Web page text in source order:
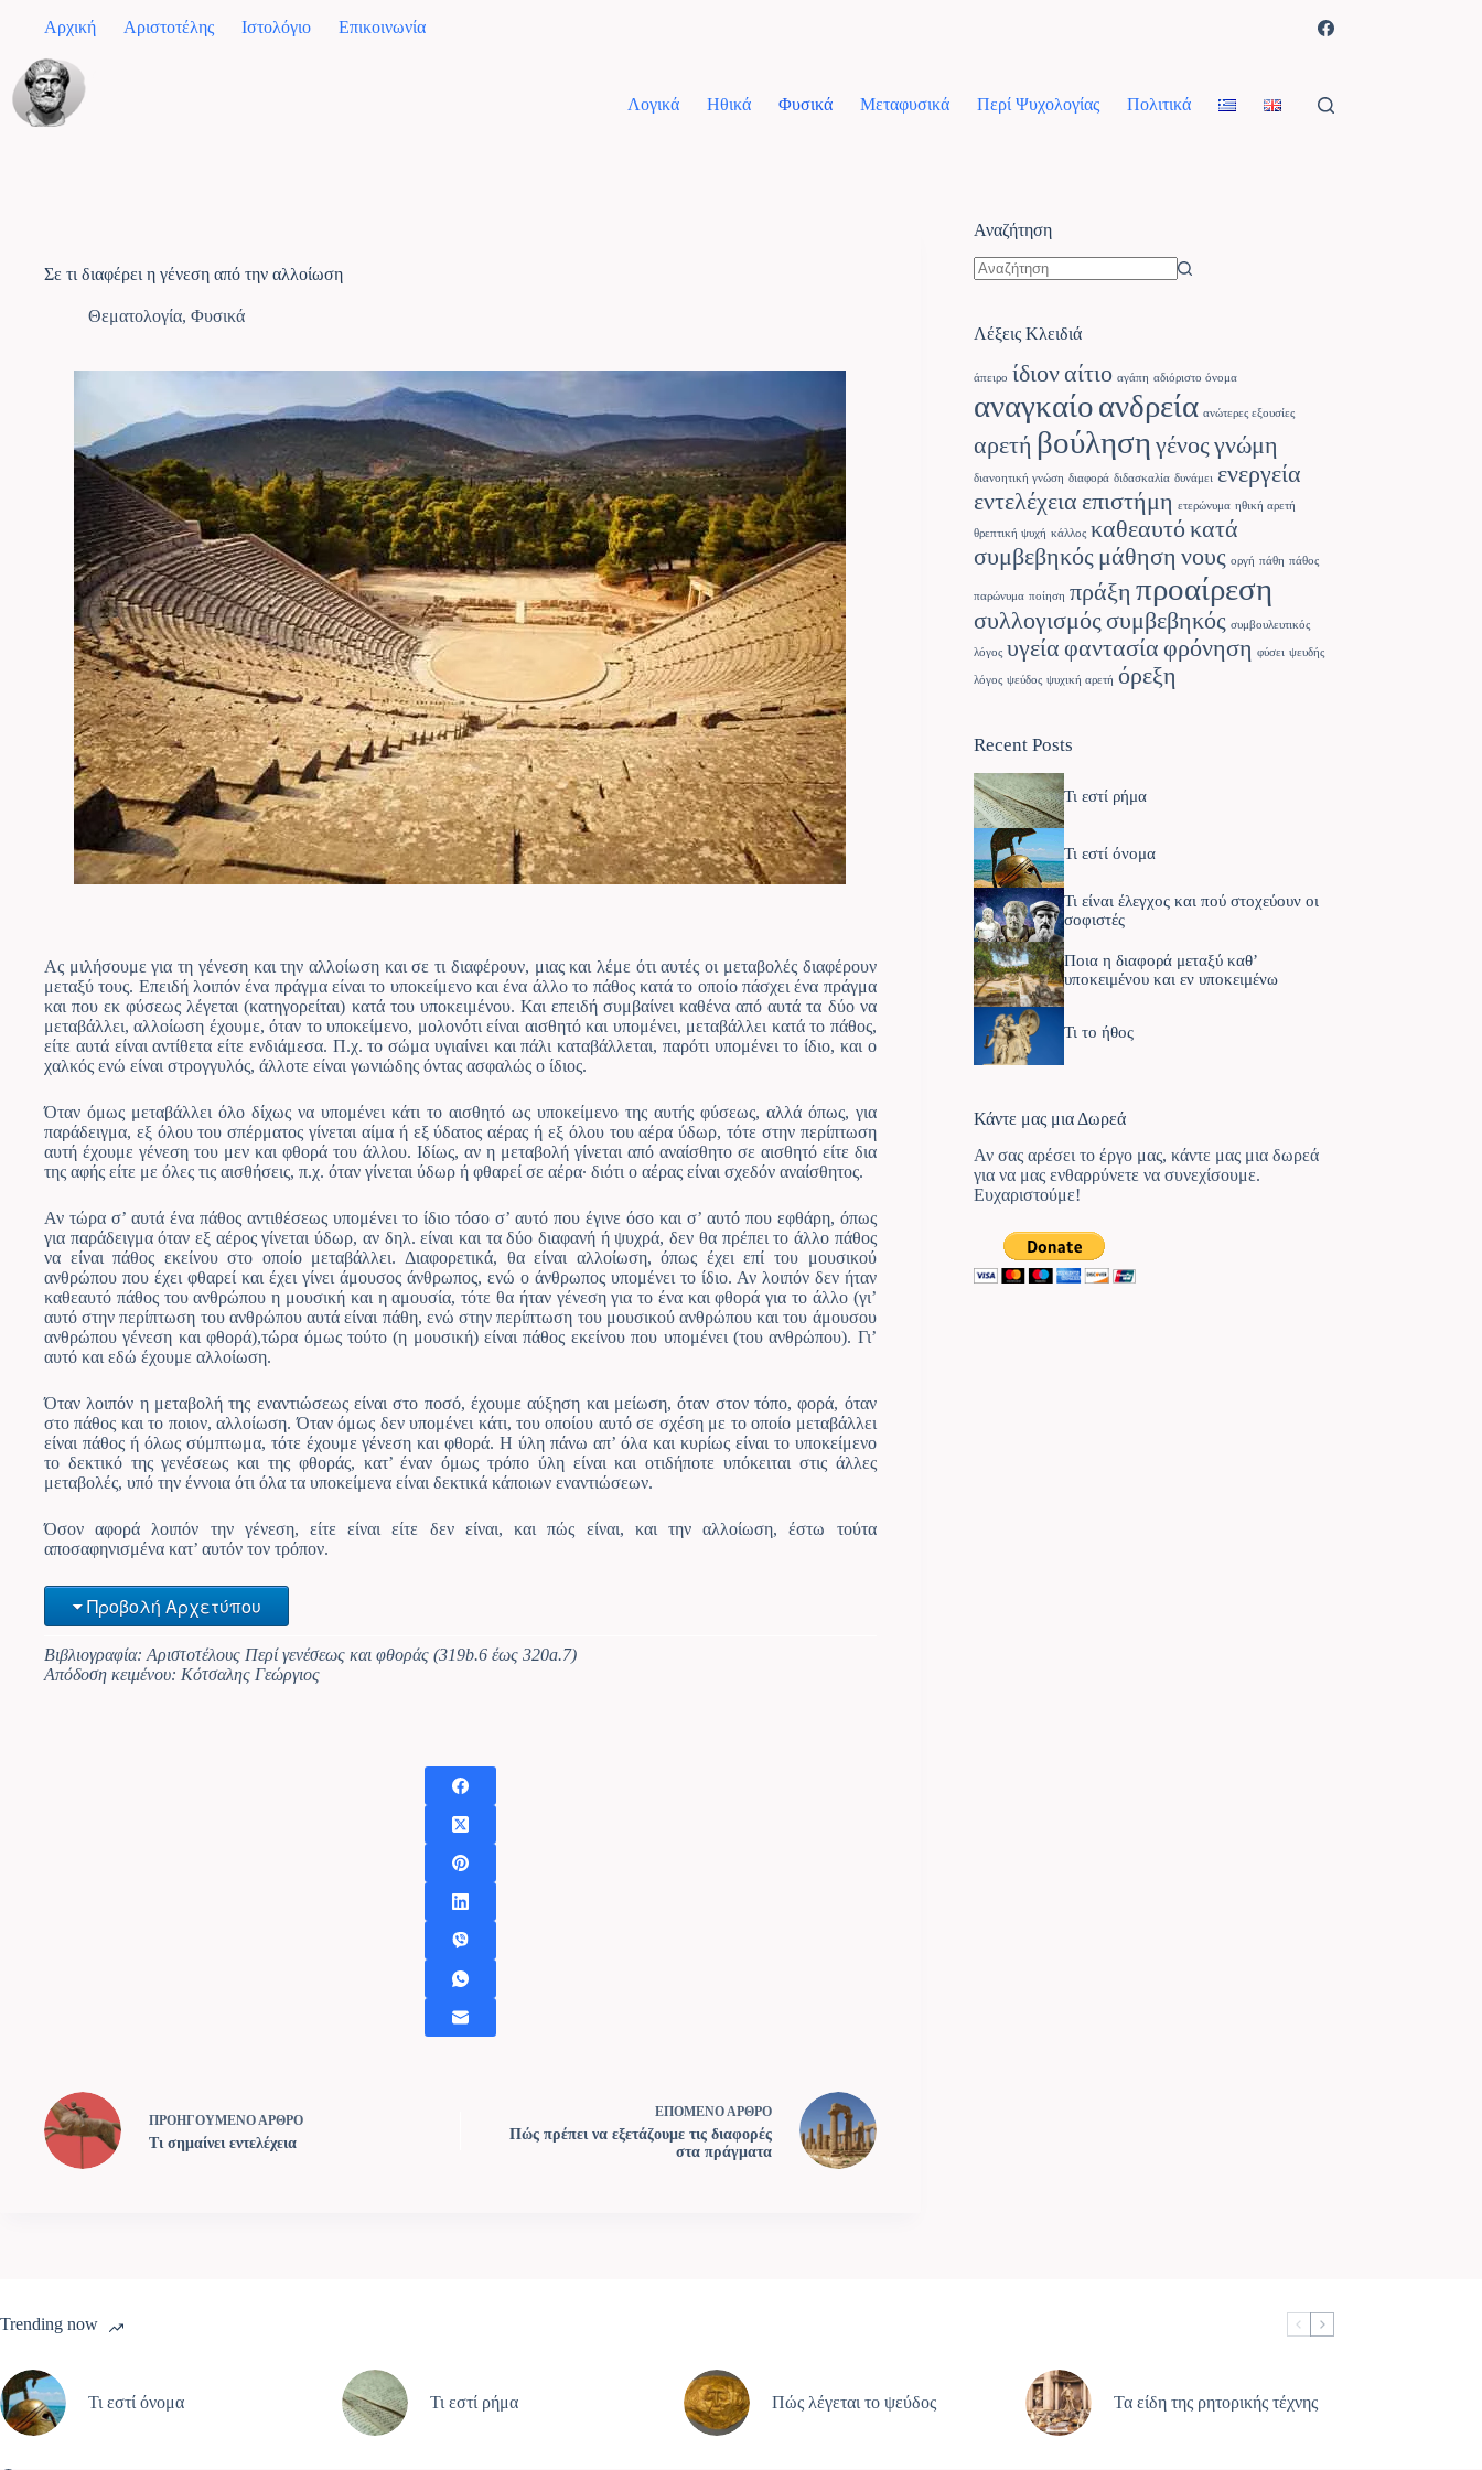
Αρχική Αριστοτέλης Ιστολόγιο Επικοινωνία
Λογικά Ηθικά Φυσικά Μεταφυσικά Περί Ψυχολογίας Πολιτικά
Σε τι διαφέρει η γένεση από την αλλοίωση
Θεματολογία, Φυσικά
Ας μιλήσουμε για τη γένεση και την αλλοίωση και σε τι διαφέρουν, μιας και λέμε ότι αυτές οι μεταβολές διαφέρουν
μεταξύ τους. Επειδή λοιπόν ένα πράγμα είναι το υποκείμενο και ένα άλλο το πάθος κατά το οποίο πάσχει ένα πράγμα
και που εκ φύσεως λέγεται (κατηγορείται) κατά του υποκειμένου. Και επειδή συμβαίνει καθένα από αυτά τα δύο να
μεταβάλλει, αλλοίωση έχουμε, όταν το υποκείμενο, μολονότι είναι αισθητό και υπομένει, μεταβάλλει κατά το πάθος,
είτε αυτά είναι αντίθετα είτε ενδιάμεσα. Π.χ. το σώμα υγιαίνει και πάλι καταβάλλεται, παρότι υπομένει το ίδιο, και ο
χαλκός ενώ είναι στρογγυλός, άλλοτε είναι γωνιώδης όντας ασφαλώς ο ίδιος.
Όταν όμως μεταβάλλει όλο δίχως να υπομένει κάτι το αισθητό ως υποκείμενο της αυτής φύσεως, αλλά όπως, για
παράδειγμα, εξ όλου του σπέρματος γίνεται αίμα ή εξ ύδατος αέρας ή εξ όλου του αέρα ύδωρ, τότε στην περίπτωση
αυτή έχουμε γένεση του μεν και φθορά του άλλου. Ιδίως, αν η μεταβολή γίνεται από αναίσθητο σε αισθητό είτε δια
της αφής είτε με όλες τις αισθήσεις, π.χ. όταν γίνεται ύδωρ ή φθαρεί σε αέρα· διότι ο αέρας είναι σχεδόν αναίσθητος.
Αν τώρα σ’ αυτά ένα πάθος αντιθέσεως υπομένει το ίδιο τόσο σ’ αυτό που έγινε όσο και σ’ αυτό που εφθάρη, όπως
για παράδειγμα όταν εξ αέρος γίνεται ύδωρ, αν δηλ. είναι και τα δύο διαφανή ή ψυχρά, δεν θα πρέπει το άλλο πάθος
να είναι πάθος εκείνου στο οποίο μεταβάλλει. Διαφορετικά, θα είναι αλλοίωση, όπως έχει επί του μουσικού
ανθρώπου που έχει φθαρεί και έχει γίνει άμουσος άνθρωπος, ενώ ο άνθρωπος υπομένει το ίδιο. Αν λοιπόν δεν ήταν
καθεαυτό πάθος του ανθρώπου η μουσική και η αμουσία, τότε θα ήταν γένεση για το ένα και φθορά για το άλλο (γι’
αυτό στην περίπτωση του ανθρώπου αυτά είναι πάθη, ενώ στην περίπτωση του μουσικού ανθρώπου και του άμουσου
ανθρώπου γένεση και φθορά),τώρα όμως τούτο (η μουσική) είναι πάθος εκείνου που υπομένει (του ανθρώπου). Γι’
αυτό και εδώ έχουμε αλλοίωση.
Όταν λοιπόν η μεταβολή της εναντιώσεως είναι στο ποσό, έχουμε αύξηση και μείωση, όταν στον τόπο, φορά, όταν
στο πάθος και το ποιον, αλλοίωση. Όταν όμως δεν υπομένει κάτι, του οποίου αυτό σε σχέση με το οποίο μεταβάλλει
είναι πάθος ή όλως σύμπτωμα, τότε έχουμε γένεση και φθορά. Η ύλη πάνω απ’ όλα και κυρίως είναι το υποκείμενο
το δεκτικό της γενέσεως και της φθοράς, κατ’ έναν όμως τρόπο ύλη είναι και οτιδήποτε υπόκειται στις άλλες
μεταβολές, υπό την έννοια ότι όλα τα υποκείμενα είναι δεκτικά κάποιων εναντιώσεων.
Όσον αφορά λοιπόν την γένεση, είτε είναι είτε δεν είναι, και πώς είναι, και την αλλοίωση, έστω τούτα
αποσαφηνισμένα κατ’ αυτόν τον τρόπον.
Προβολή Αρχετύπου
Βιβλιογραφία: Αριστοτέλους Περί γενέσεως και φθοράς (319b.6 έως 320a.7)
Απόδοση κειμένου: Κότσαλης Γεώργιος
ΠΡΟΗΓΟΥΜΕΝΟ ΑΡΘΡΟ
Τι σημαίνει εντελέχεια
ΕΠΟΜΕΝΟ ΑΡΘΡΟ
Πώς πρέπει να εξετάζουμε τις διαφορές
στα πράγματα
Αναζήτηση
Λέξεις Κλειδιά
άπειρο ίδιοναίτιο αγάπη αδιόριστο όνομα
αναγκαίοανδρεία ανώτερες εξουσίες
αρετή βούληση γένος γνώμη
διανοητική γνώση διαφορά διδασκαλία δυνάμει ενεργεία
εντελέχεια επιστήμη ετερώνυμα ηθική αρετή
θρεπτική ψυχή κάλλος καθεαυτόκατά
συμβεβηκός μάθηση νους οργή πάθη πάθος
παρώνυμα ποίηση πράξη προαίρεση
συλλογισμός συμβεβηκός συμβουλευτικός
λόγος υγεία φαντασία φρόνηση φύσει ψευδής
λόγος ψεύδος ψυχική αρετή όρεξη
Recent Posts
Τι εστί ρήμα
Τι εστί όνομα
Τι είναι έλεγχος και πού στοχεύουν οι
σοφιστές
Ποια η διαφορά μεταξύ καθ’
υποκειμένου και εν υποκειμένω
Τι το ήθος
Κάντε μας μια Δωρεά
Αν σας αρέσει το έργο μας, κάντε μας μια δωρεά
για να μας ενθαρρύνετε να συνεχίσουμε.
Ευχαριστούμε!
Trending now
Τι εστί όνομα Τι εστί ρήμα Πώς λέγεται το ψεύδος Τα είδη της ρητορικής τέχνης